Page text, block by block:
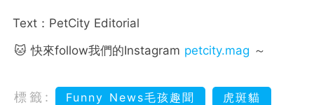
Text：PetCity Editorial
🐱 快來follow我們的Instagram petcity.mag ～
標籤: Funny News毛孩趣聞
虎斑貓